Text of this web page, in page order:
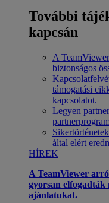
További
kapcsán
A
biztonságos
támogatási
kapcsolatot.
Legyen
Sikertörténetek
által elért
HÍREK
A TeamViewer
gyorsan elfogadták
ajánlatukat.